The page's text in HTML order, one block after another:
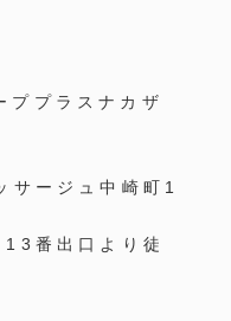
ププラスナカザ
サージュ中崎町 1
13 番出口より徒